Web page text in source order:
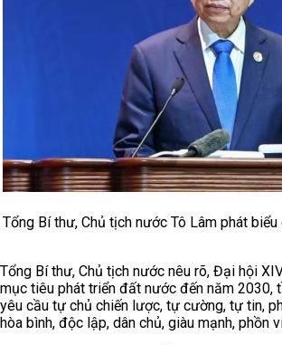
Tổng Bí thư, Chủ tịch nước Tô Lâm phát
Tổng Bí thư, Chủ tịch nước nêu rõ, Đại hội
mục tiêu phát triển đất nước đến năm 2030,
yêu cầu tự chủ chiến lược, tự cường, tự tin,
hòa bình, độc lập, dân chủ, giàu mạnh, phồn